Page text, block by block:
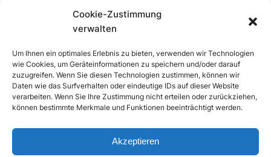
Cookie-Zustimmung
verwalten
Um Ihnen ein optimales Erlebnis zu bieten, verwenden wir Technologien
wie Cookies, um Geräteinformationen zu speichern und/oder darauf
zuzugreifen. Wenn Sie diesen Technologien zustimmen, können wir
Daten wie das Surfverhalten oder eindeutige IDs auf dieser Website
verarbeiten. Wenn Sie Ihre Zustimmung nicht erteilen oder zurückziehen,
können bestimmte Merkmale und Funktionen beeinträchtigt werden.
Akzeptieren
Alternative:
Angemeldet bleiben Passwort vergessen?
Anmelden